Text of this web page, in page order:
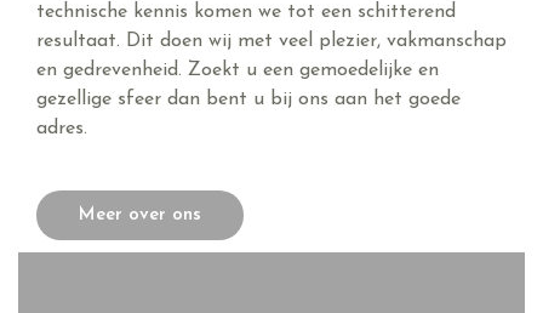
technische kennis komen we tot een schitterend
resultaat. Dit doen wij met veel plezier, vakmanschap
en gedrevenheid. Zoekt u een gemoedelijke en
gezellige sfeer dan bent u bij ons aan het goede
adres.
Meer over ons